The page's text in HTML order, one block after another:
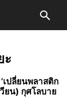
ะ
เปลี่ยนพลาสติก
ยน) กุศโลบาย